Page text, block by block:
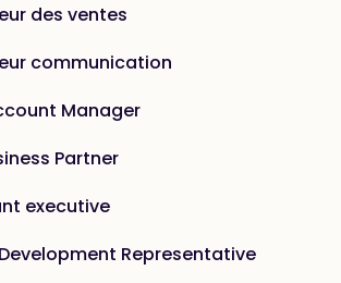
des ventes
communication
Manager
Partner
executive
Representative